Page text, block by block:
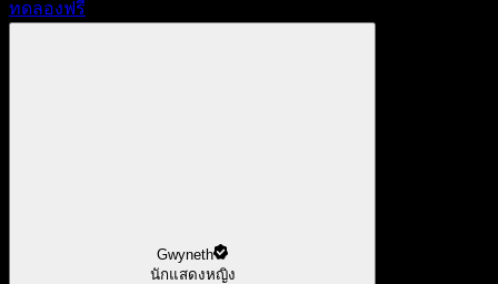
ทดลองฟรี
Gwyneth
นักแสดงหญิง